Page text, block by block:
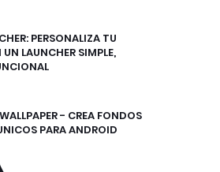
PERSONALIZA TU
LAUNCHER SIMPLE,
- CREA FONDOS
PARA ANDROID